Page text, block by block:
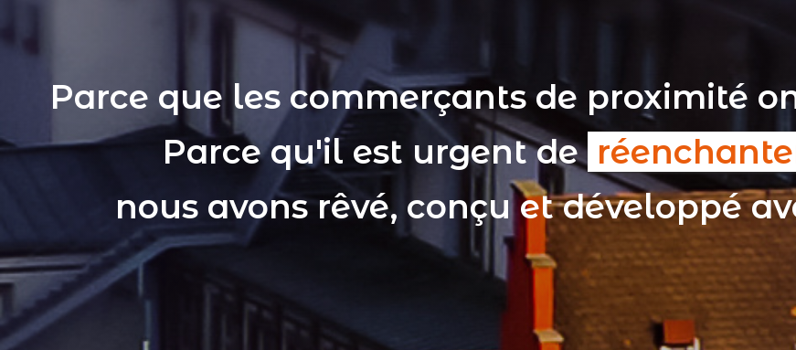
Parce que les commerçants de proximité
Parce qu'il est urgent de
nous avons rêvé, conçu et développé